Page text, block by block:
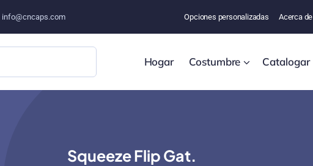
info@cncaps.com Opciones personalizadas Acerca de
Hogar Costumbre Catalogar
Squeeze Flip Gat.